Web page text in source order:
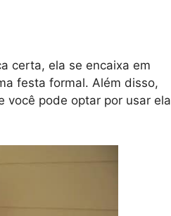
certa, ela se encaixa em
festa formal. Além disso,
você pode optar por usar ela